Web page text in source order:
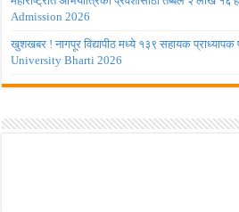
Admission 2026
खुशखबर ! नागपूर विद्यापीठ मध्ये १३९ सहायक
University Bharti 2026